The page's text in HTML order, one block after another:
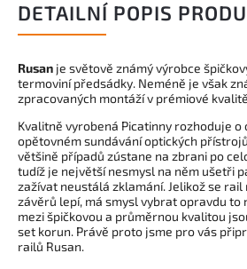
DETAILNÍ POPIS
Rusan je světově známý výrobce
termoviní předsádky. Neméně je však
zpracovaných montáží v prémiové
Kvalitně vyrobená Picatinny rozhoduje
opětovném sundávání optických
většině případů zústane na zbrani po
tudíž je největší nesmysl na něm ušetři
zažívat neustálá zklamání. Jelikož se
závěrů lepí, má smysl vybrat opravdu to
mezi špičkovou a průměrnou kvalitou
set korun. Právě proto jsme pro vás
railů Rusan.